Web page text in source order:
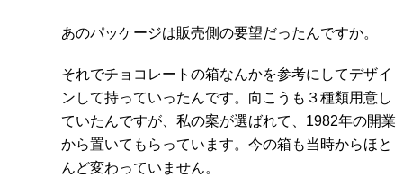
あのパッケージは販売側の要望だったんですか。
それでチョコレートの箱なんかを参考にしてデザイ
ンして持っていったんです。向こうも３種類用意し
ていたんですが、私の案が選ばれて、1982年の開業
から置いてもらっています。今の箱も当時からほと
んど変わっていません。